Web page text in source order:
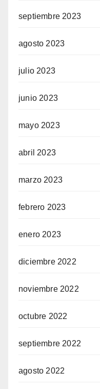
septiembre 2023
agosto 2023
julio 2023
junio 2023
mayo 2023
abril 2023
marzo 2023
febrero 2023
enero 2023
diciembre 2022
noviembre 2022
octubre 2022
septiembre 2022
agosto 2022